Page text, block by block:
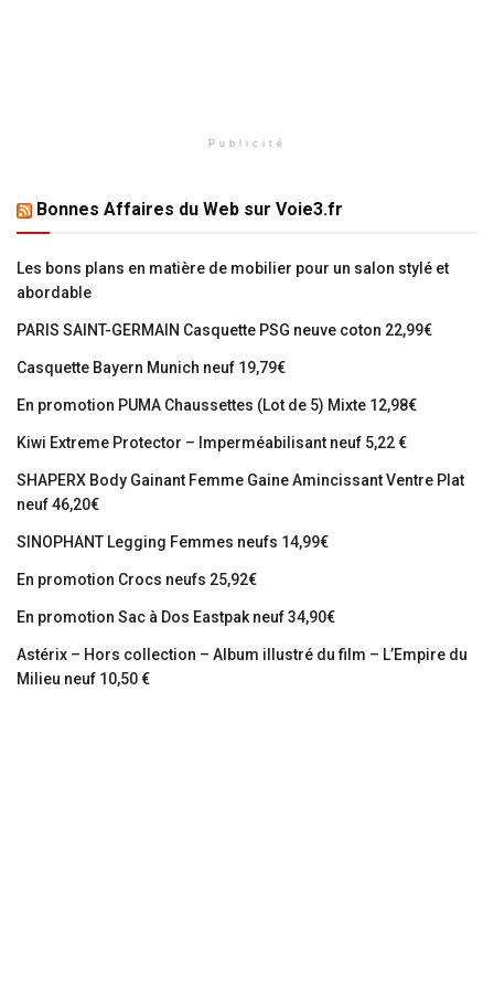
Publicité
Bonnes Affaires du Web sur Voie3.fr
Les bons plans en matière de mobilier pour un salon stylé et
abordable
PARIS SAINT-GERMAIN Casquette PSG neuve coton 22,99€
Casquette Bayern Munich neuf 19,79€
En promotion PUMA Chaussettes (Lot de 5) Mixte 12,98€
Kiwi Extreme Protector – Imperméabilisant neuf 5,22 €
SHAPERX Body Gainant Femme Gaine Amincissant Ventre Plat
neuf 46,20€
SINOPHANT Legging Femmes neufs 14,99€
En promotion Crocs neufs 25,92€
En promotion Sac à Dos Eastpak neuf 34,90€
Astérix – Hors collection – Album illustré du film – L’Empire du
Milieu neuf 10,50 €